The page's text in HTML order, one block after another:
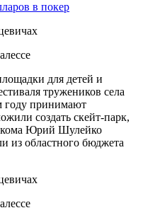
в покер
для детей и
тружеников села
году принимают
создать скейт-парк,
Юрий Шулейко
из областного бюджета